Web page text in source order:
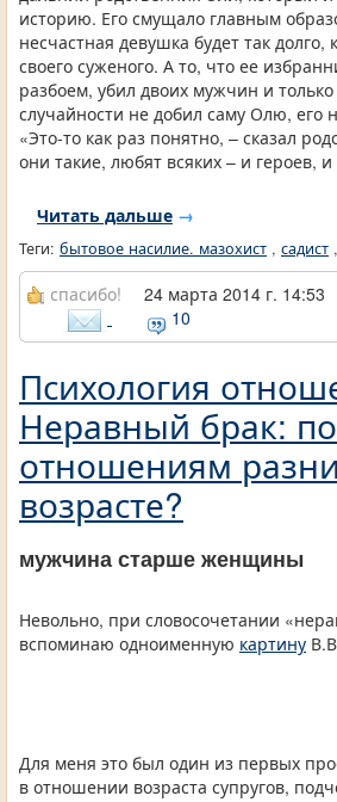
историю. Его смущало главным
несчастная девушка будет так долго,
своего суженого. А то, что ее
разбоем, убил двоих мужчин и
случайности не добил саму Олю, его
«Это-то как раз понятно, – сказал
они такие, любят всяких – и героев,
Читать дальше →
Теги: бытовое насилие. мазохист , садист ,
спасибо! 24 марта 2014 г. 14:53
10
Психология
Неравный брак:
отношениям
возрасте?
мужчина старше женщины
Невольно, при словосочетании
вспоминаю одноименную картину
Для меня это был один из первых
в отношении возраста супругов,